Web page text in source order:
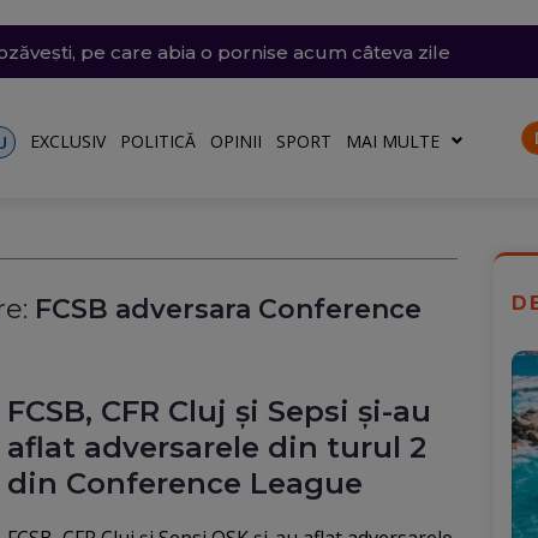
acoperișuri smulse și mașini avariate în mai
viitoare. Accesul se va face în etape. Iată ce
pe o stâncă de pe Transfăgărășan mesajul de
pe care abia o pornise acum câteva zile
extreme: 39 de grade la umbră, vijelii de 90 km/h și
EXCLUSIV POLITICĂ OPINII SPORT MAI MULTE
FCSB adversara Conference
FCSB, CFR Cluj și Sepsi și-au
aflat adversarele din turul 2
din Conference League